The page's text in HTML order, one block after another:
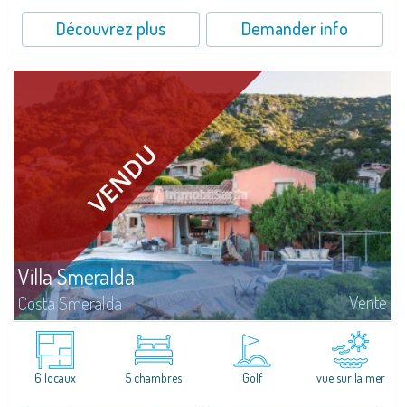
Découvrez plus Demander info
Villa Smeralda
Costa Smeralda Vente
Villa Smeralda, signée par le fameux Architecte Jean-Claude Lesuisse, jouit
d'une vue mer panoramique exceptionnelle sur la baie du Pevero et sur les
collines de Pantogia. Entourée par une riche végétation...
6 locaux
5 chambres Golf vue sur la mer